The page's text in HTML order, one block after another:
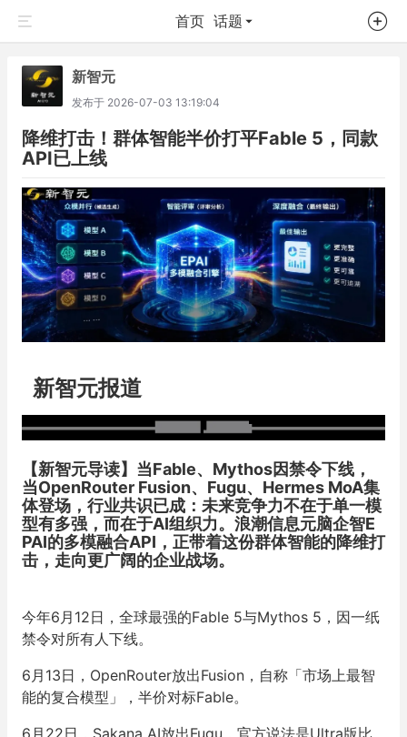
首页 话题
新智元
发布于 2026-07-03 13:19:04
降维打击！群体智能半价打平Fable 5，同款
API已上线
新智元报道
【新智元导读】 当Fable、Mythos因禁令下线，
当OpenRouter Fusion、Fugu、Hermes MoA集
体登场，行业共识已成：未来竞争力不在于单一模
型有多强，而在于AI组织力。浪潮信息元脑企智E
PAI的多模融合API，正带着这份群体智能的降维打
击，走向更广阔的企业战场。
今年6月12日，全球最强的Fable 5与Mythos 5，因一纸
禁令对所有人下线。
6月13日，OpenRouter放出Fusion，自称「市场上最智
能的复合模型」，半价对标Fable。